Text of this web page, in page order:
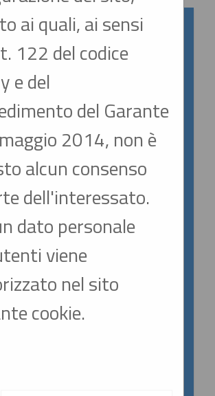
ai quali, ai sensi
122 del codice
e del
del Garante
2014, non è
alcun consenso
dell'interessato.
dato personale
viene
nel sito
cookie.
al Portale Gare con
istruzioni
alle normative vigenti
al portale gare è consentito
tramite i sistemi di identità
pertanto gli OO.EE. registrati al
effettuano il primo accesso con
ad inviare la richiesta di